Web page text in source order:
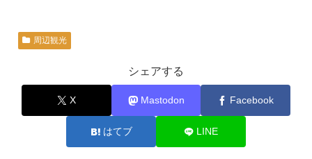
周辺観光
シェアする
X Mastodon Facebook
はてブ LINE